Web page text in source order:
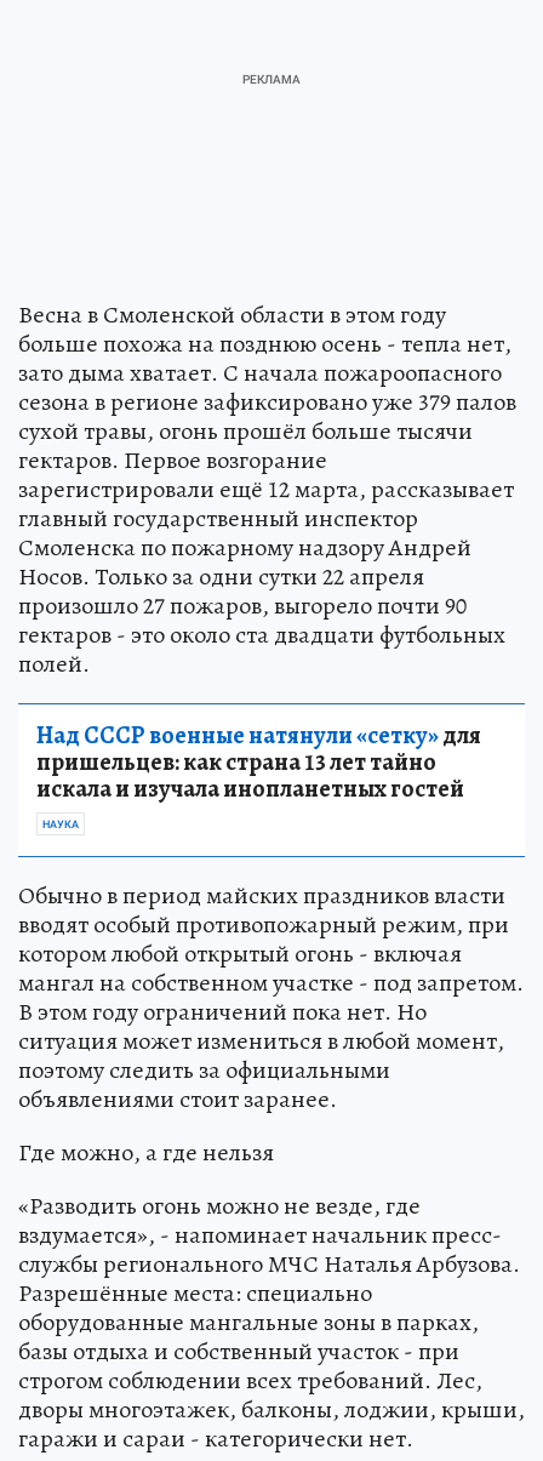
Весна в Смоленской области в этом году
больше похожа на позднюю осень - тепла нет,
зато дыма хватает. С начала пожароопасного
сезона в регионе зафиксировано уже 379 палов
сухой травы, огонь прошёл больше тысячи
гектаров. Первое возгорание
зарегистрировали ещё 12 марта, рассказывает
главный государственный инспектор
Смоленска по пожарному надзору Андрей
Носов. Только за одни сутки 22 апреля
произошло 27 пожаров, выгорело почти 90
гектаров - это около ста двадцати футбольных
полей.
Над СССР военные натянули «сетку»для
пришельцев: как страна 13 лет тайно
искала и изучала инопланетных гостей
НАУКА
Обычно в период майских праздников власти
вводят особый противопожарный режим, при
котором любой открытый огонь - включая
мангал на собственном участке - под запретом.
В этом году ограничений пока нет. Но
ситуация может измениться в любой момент,
поэтому следить за официальными
объявлениями стоит заранее.
Где можно, а где нельзя
«Разводить огонь можно не везде, где
вздумается», - напоминает начальник пресс-
службы регионального МЧС Наталья Арбузова.
Разрешённые места: специально
оборудованные мангальные зоны в парках,
базы отдыха и собственный участок - при
строгом соблюдении всех требований. Лес,
дворы многоэтажек, балконы, лоджии, крыши,
гаражи и сараи - категорически нет.